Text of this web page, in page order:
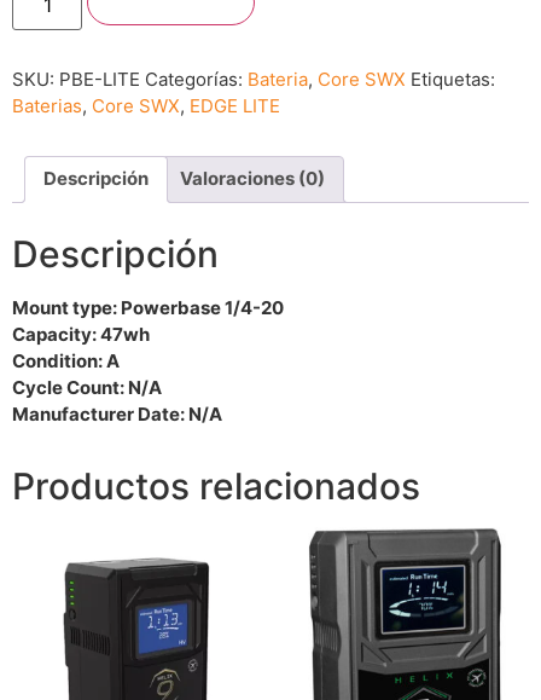
SKU: PBE-LITE Categorías: Bateria, Core SWX Etiquetas:
Baterias, Core SWX, EDGE LITE
Descripción Valoraciones (0)
Descripción
Mount type: Powerbase 1/4-20
Capacity: 47wh
Condition: A
Cycle Count: N/A
Manufacturer Date: N/A
Productos relacionados